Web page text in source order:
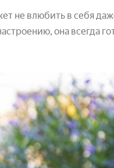
не влюбить в себя
она всегда